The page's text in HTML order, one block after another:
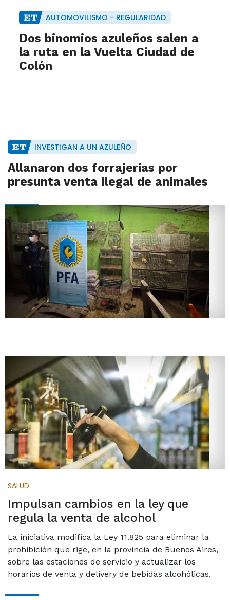
AUTOMOVILISMO - REGULARIDAD
Dos binomios azuleños salen a
la ruta en la Vuelta Ciudad de
Colón
INVESTIGAN A UN AZULEÑO
Allanaron dos forrajerías por
presunta venta ilegal de animales
SALUD
Impulsan cambios en la ley que
regula la venta de alcohol
La iniciativa modifica la Ley 11.825 para eliminar la
prohibición que rige, en la provincia de Buenos Aires,
sobre las estaciones de servicio y actualizar los
horarios de venta y delivery de bebidas alcohólicas.